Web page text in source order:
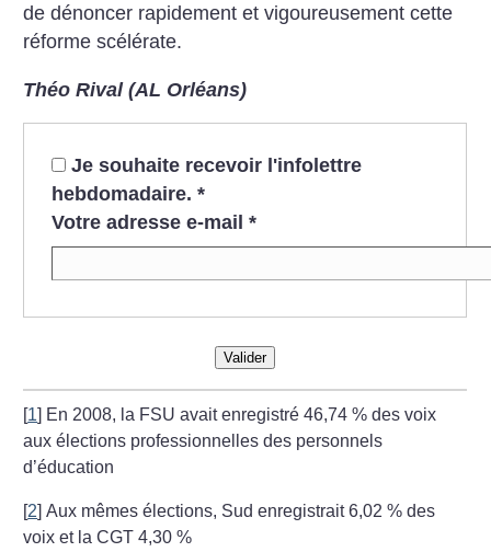
de dénoncer rapidement et vigoureusement cette
réforme scélérate.
Théo Rival (AL Orléans)
Je souhaite recevoir l'infolettre
hebdomadaire. *
Votre adresse e-mail *
Valider
[1] En 2008, la FSU avait enregistré 46,74 % des voix
aux élections professionnelles des personnels
d’éducation
[2]Aux mêmes élections, Sud enregistrait 6,02 % des
voix et la CGT 4,30 %